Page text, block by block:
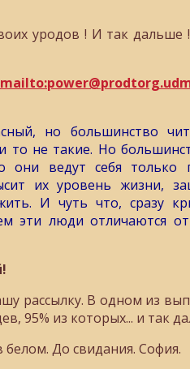
уродов ! И так дальше
но большинство
то не такие. Но
они ведут себя только
их уровень жизни,
И чуть что, сразу
эти люди отличаются
рассылку. В одном из
95% из которых... и так
белом. До свидания. София.